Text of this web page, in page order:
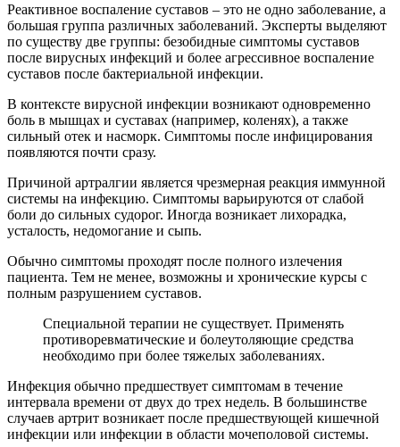
Реактивное воспаление суставов – это не одно заболевание, а
большая группа различных заболеваний. Эксперты выделяют
по существу две группы: безобидные симптомы суставов
после вирусных инфекций и более агрессивное воспаление
суставов после бактериальной инфекции.
В контексте вирусной инфекции возникают одновременно
боль в мышцах и суставах (например, коленях), а также
сильный отек и насморк. Симптомы после инфицирования
появляются почти сразу.
Причиной артралгии является чрезмерная реакция иммунной
системы на инфекцию. Симптомы варьируются от слабой
боли до сильных судорог. Иногда возникает лихорадка,
усталость, недомогание и сыпь.
Обычно симптомы проходят после полного излечения
пациента. Тем не менее, возможны и хронические курсы с
полным разрушением суставов.
Специальной терапии не существует. Применять
противоревматические и болеутоляющие средства
необходимо при более тяжелых заболеваниях.
Инфекция обычно предшествует симптомам в течение
интервала времени от двух до трех недель. В большинстве
случаев артрит возникает после предшествующей кишечной
инфекции или инфекции в области мочеполовой системы.